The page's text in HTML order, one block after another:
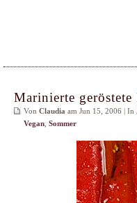
Marinierte geröstete
Von Claudia am Jun 15, 2006 | In
Vegan Sommer